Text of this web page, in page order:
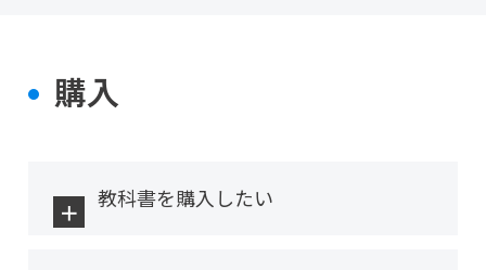
購入
教科書を購入したい